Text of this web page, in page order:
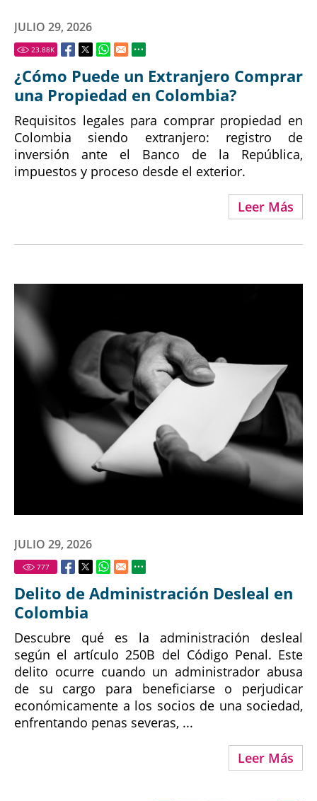
JULIO 29, 2026
23.88K
¿Cómo Puede un Extranjero Comprar
una Propiedad en Colombia?
Requisitos legales para comprar propiedad en
Colombia siendo extranjero: registro de
inversión ante el Banco de la República,
impuestos y proceso desde el exterior.
Leer Más
JULIO 29, 2026
777
Delito de Administración Desleal en
Colombia
Descubre qué es la administración desleal
según el artículo 250B del Código Penal. Este
delito ocurre cuando un administrador abusa
de su cargo para beneficiarse o perjudicar
económicamente a los socios de una sociedad,
enfrentando penas severas, ...
Leer Más